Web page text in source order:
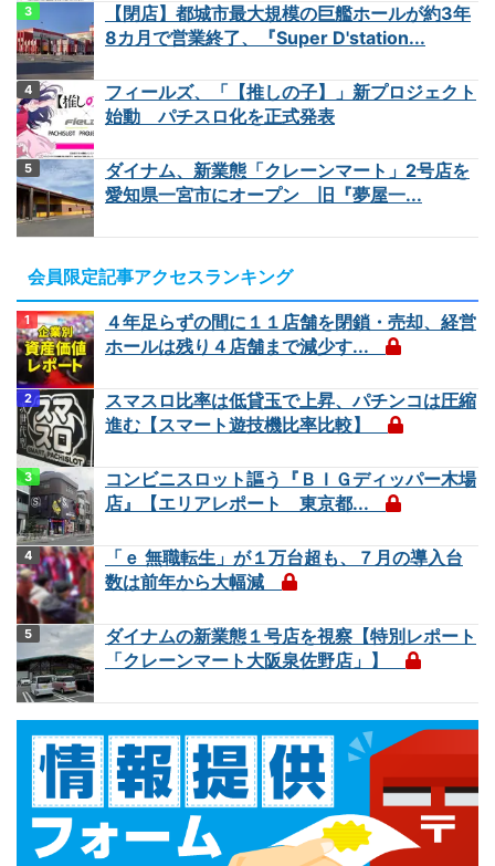
【閉店】都城市最大規模の巨艦ホールが約3年
8カ月で営業終了、『Super D'station...
フィールズ、「【推しの子】」新プロジェクト
始動 パチスロ化を正式発表
ダイナム、新業態「クレーンマート」2号店を
愛知県一宮市にオープン 旧『夢屋一...
会員限定記事アクセスランキング
４年足らずの間に１１店舗を閉鎖・売却、経営
ホールは残り４店舗まで減少す...
スマスロ比率は低貸玉で上昇、パチンコは圧縮
進む【スマート遊技機比率比較】
コンビニスロット謳う『ＢＩＧディッパー木場
店』【エリアレポート 東京都...
「ｅ 無職転生」が１万台超も、７月の導入台
数は前年から大幅減
ダイナムの新業態１号店を視察【特別レポート
「クレーンマート大阪泉佐野店」】